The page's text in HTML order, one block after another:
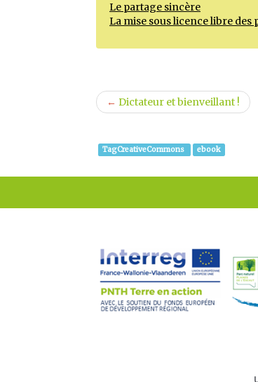
Le partage sincère
La mise sous licence libre
← Dictateur et bienveillant !
TagCreativeCommons ebook